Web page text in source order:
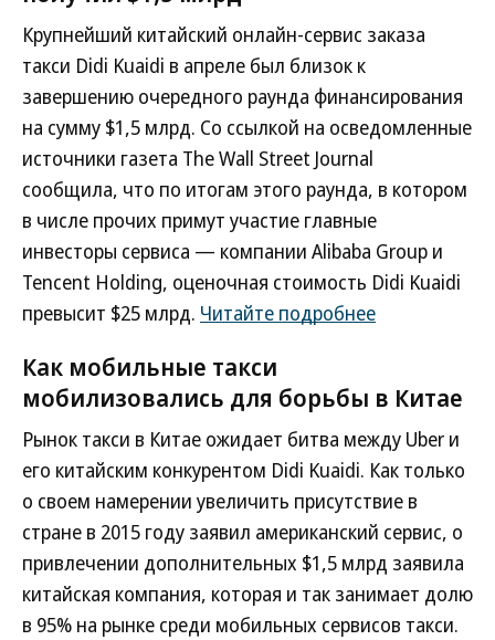
Крупнейший китайский онлайн-сервис заказа
такси Didi Kuaidi в апреле был близок к
завершению очередного раунда финансирования
на сумму $1,5 млрд. Со ссылкой на осведомленные
источники газета The Wall Street Journal
сообщила, что по итогам этого раунда, в котором
в числе прочих примут участие главные
инвесторы сервиса — компании Alibaba Group и
Tencent Holding, оценочная стоимость Didi Kuaidi
превысит $25 млрд. Читайте подробнее
Как мобильные такси
мобилизовались для борьбы в Китае
Рынок такси в Китае ожидает битва между Uber и
его китайским конкурентом Didi Kuaidi. Как только
о своем намерении увеличить присутствие в
стране в 2015 году заявил американский сервис, о
привлечении дополнительных $1,5 млрд заявила
китайская компания, которая и так занимает долю
в 95% на рынке среди мобильных сервисов такси.